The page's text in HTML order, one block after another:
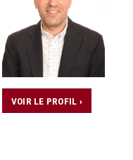
VOIR LE PROFIL ›